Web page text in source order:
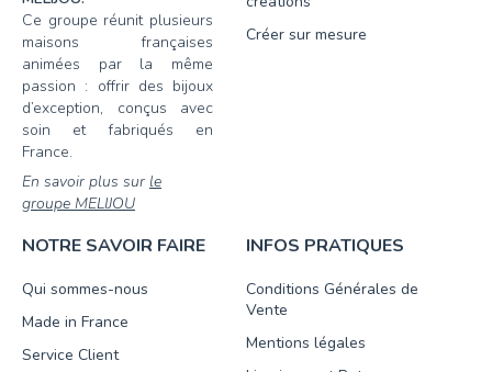
Ce groupe réunit plusieurs
maisons françaises
animées par la même
passion : offrir des bijoux
d’exception, conçus avec
soin et fabriqués en
France.
En savoir plus sur le
groupe MELIJOU
Créer sur mesure
NOTRE SAVOIR FAIRE
Qui sommes-nous
Made in France
Service Client
INFOS PRATIQUES
Conditions Générales de
Vente
Mentions légales